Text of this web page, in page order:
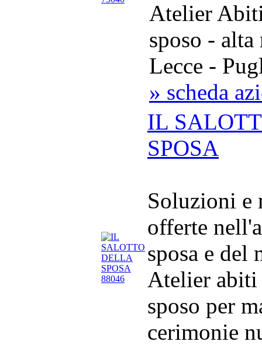
Atelier
sposo - alta
Lecce -
» scheda
IL
SPOSA
Soluzioni e
offerte
sposa e del
Atelier abiti
sposo per
cerimonie